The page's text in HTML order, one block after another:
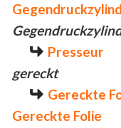
Presseur
gereckt
Gereckte
Gereckte Folie